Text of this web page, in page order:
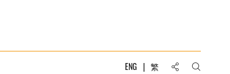
ENG 繁 分享到: